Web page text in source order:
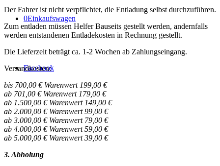
0Einkaufswagen
Facebook
Der Fahrer ist nicht verpflichtet, die Entladung selbst durchzuführen.
Zum entladen müssen Helfer Bauseits gestellt werden, andernfalls
werden entstandenen Entladekosten in Rechnung gestellt.
Die Lieferzeit beträgt ca. 1-2 Wochen ab Zahlungseingang.
Versandkosten:
bis 700,00 € Warenwert 199,00 €
ab 701,00 € Warenwert 179,00 €
ab 1.500,00 € Warenwert 149,00 €
ab 2.000,00 € Warenwert 99,00 €
ab 3.000,00 € Warenwert 79,00 €
ab 4.000,00 € Warenwert 59,00 €
ab 5.000,00 € Warenwert 39,00 €
3. Abholung